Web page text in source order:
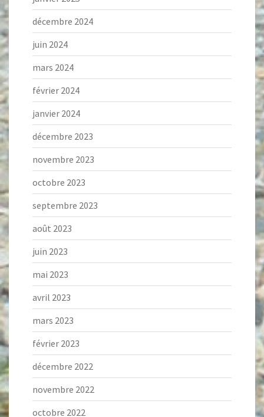
décembre 2024
juin 2024
mars 2024
février 2024
janvier 2024
décembre 2023
novembre 2023
octobre 2023
septembre 2023
août 2023
juin 2023
mai 2023
avril 2023
mars 2023
février 2023
décembre 2022
novembre 2022
octobre 2022